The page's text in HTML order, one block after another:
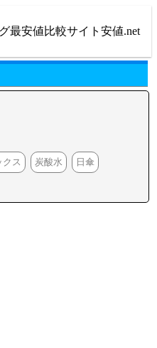
最安値比較サイト安値.net
クス 炭酸水 日傘